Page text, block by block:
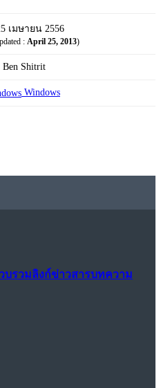
เมษายน 2556
: April 25, 2013)
Ben Shitrit
Windows
วบรวมลิงก์ข่าวสารบทความ